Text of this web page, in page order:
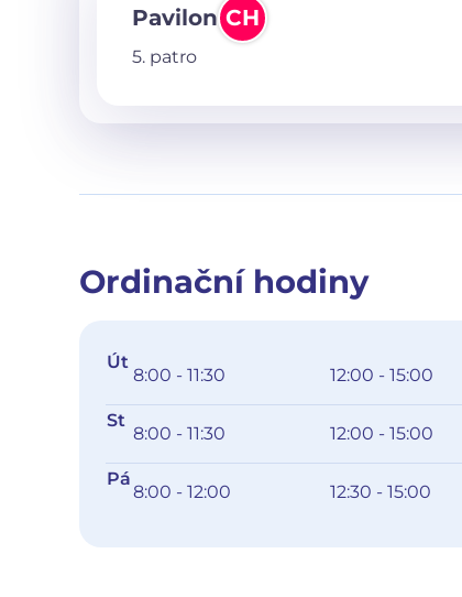
Pavilon CH
5. patro
Ordinační hodiny
Út
8:00 - 11:30 12:00 - 15:00
St
8:00 - 11:30 12:00 - 15:00
Pá
8:00 - 12:00 12:30 - 15:00